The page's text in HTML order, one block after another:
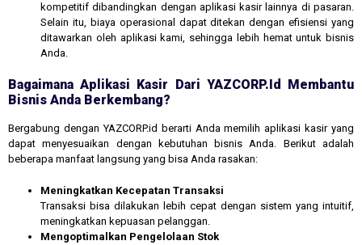
kompetitif dibandingkan dengan aplikasi kasir lainnya di pasaran.
Selain itu, biaya operasional dapat ditekan dengan efisiensi yang
ditawarkan oleh aplikasi kami, sehingga lebih hemat untuk bisnis
Anda.
Bagaimana Aplikasi Kasir Dari YAZCORP.id Membantu
Bisnis Anda Berkembang?
Bergabung dengan YAZCORP.id berarti Anda memilih aplikasi kasir yang
dapat menyesuaikan dengan kebutuhan bisnis Anda. Berikut adalah
beberapa manfaat langsung yang bisa Anda rasakan:
Meningkatkan Kecepatan Transaksi
Transaksi bisa dilakukan lebih cepat dengan sistem yang intuitif,
meningkatkan kepuasan pelanggan.
Mengoptimalkan Pengelolaan Stok